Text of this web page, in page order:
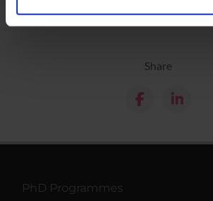
analizzare il nostro traffico.
pubblicità e social media, i quali
raccolto dal tuo utilizzo dei loro servizi.
Share
PhD Programmes